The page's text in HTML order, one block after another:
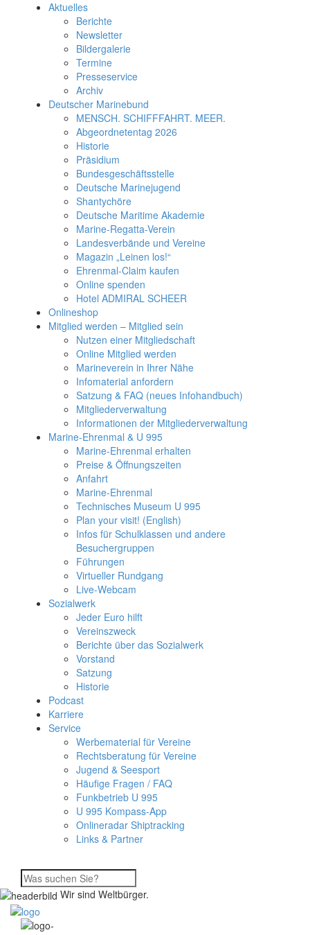
Aktuelles
Berichte
Newsletter
Bildergalerie
Termine
Presseservice
Archiv
Deutscher Marinebund
MENSCH. SCHIFFFAHRT. MEER.
Abgeordnetentag 2026
Historie
Präsidium
Bundesgeschäftsstelle
Deutsche Marinejugend
Shantychöre
Deutsche Maritime Akademie
Marine-Regatta-Verein
Landesverbände und Vereine
Magazin „Leinen los!“
Ehrenmal-Claim kaufen
Online spenden
Hotel ADMIRAL SCHEER
Onlineshop
Mitglied werden – Mitglied sein
Nutzen einer Mitgliedschaft
Online Mitglied werden
Marineverein in Ihrer Nähe
Infomaterial anfordern
Satzung & FAQ (neues Infohandbuch)
Mitgliederverwaltung
Informationen der Mitgliederverwaltung
Marine-Ehrenmal & U 995
Marine-Ehrenmal erhalten
Preise & Öffnungszeiten
Anfahrt
Marine-Ehrenmal
Technisches Museum U 995
Plan your visit! (English)
Infos für Schulklassen und andere
Besuchergruppen
Führungen
Virtueller Rundgang
Live-Webcam
Sozialwerk
Jeder Euro hilft
Vereinszweck
Berichte über das Sozialwerk
Vorstand
Satzung
Historie
Podcast
Karriere
Service
Werbematerial für Vereine
Rechtsberatung für Vereine
Jugend & Seesport
Häufige Fragen / FAQ
Funkbetrieb U 995
U 995 Kompass-App
Onlineradar Shiptracking
Links & Partner
Wir sind Weltbürger.